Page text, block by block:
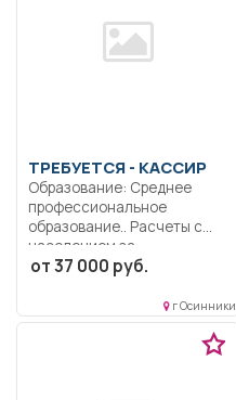
ТРЕБУЕТСЯ - КАССИР
Образование: Среднее
профессиональное
образование.. Расчеты с
населением за
коммунальные...
от 37 000 руб.
г Осинники